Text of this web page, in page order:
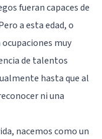
fueran capaces de
a esta edad, o
muy
de talentos
hasta que al
ni una
nacemos como un